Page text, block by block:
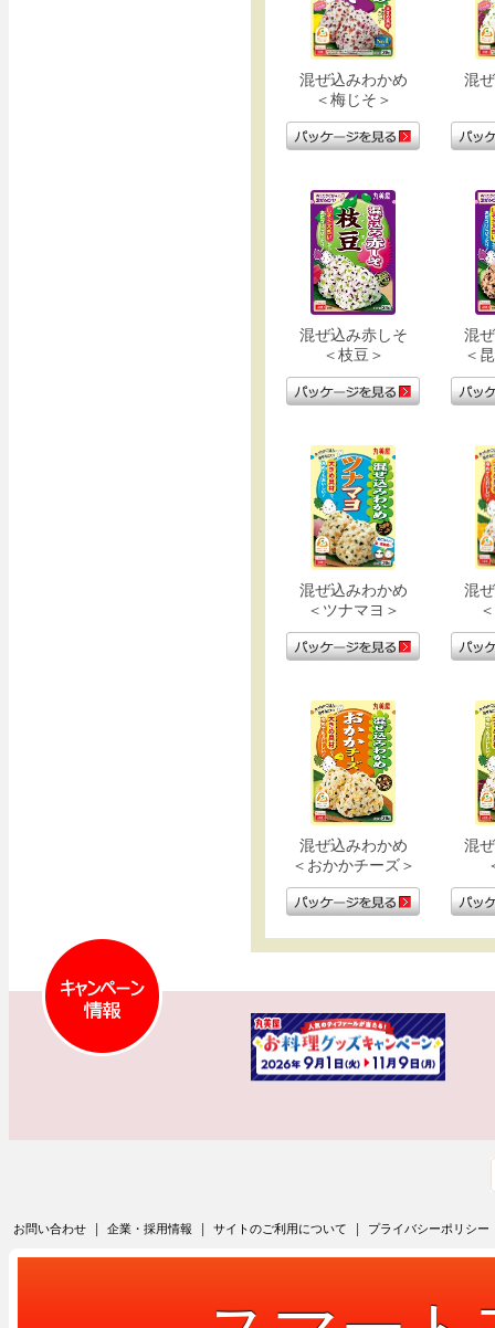
混ぜ込みわかめ
＜梅じそ＞
混
混ぜ込み赤しそ
＜枝豆＞
混
＜
混ぜ込みわかめ
＜ツナマヨ＞
混
混ぜ込みわかめ
＜おかかチーズ＞
混
お問い合わせ | 企業・採用情報 | サイトのご利用について | プライバシーポリシー